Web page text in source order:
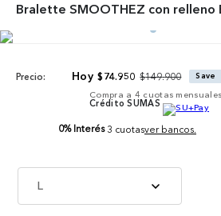
Bralette SMOOTHEZ con relleno
Precio: $74.950 $149.900 Save
Compra a 4 cuotas
Crédito SUMAS
0% Interés 3 cuotasver bancos.
L